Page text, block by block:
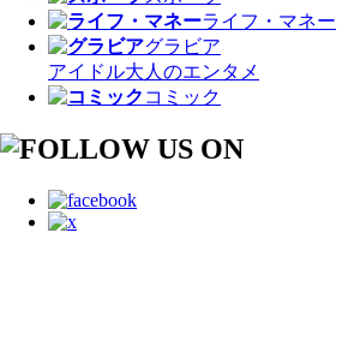
ライフ・マネー
グラビア
アイドル大人のエンタメ
コミック